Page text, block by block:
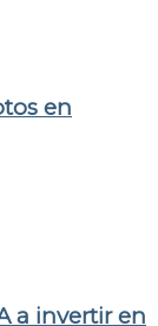
en
a invertir en